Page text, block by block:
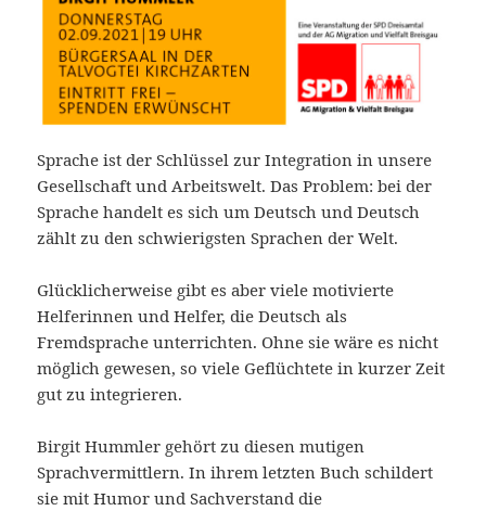
Sprache ist der Schlüssel zur Integration in unsere
Gesellschaft und Arbeitswelt. Das Problem: bei der
Sprache handelt es sich um Deutsch und Deutsch
zählt zu den schwierigsten Sprachen der Welt.
Glücklicherweise gibt es aber viele motivierte
Helferinnen und Helfer, die Deutsch als
Fremdsprache unterrichten. Ohne sie wäre es nicht
möglich gewesen, so viele Geflüchtete in kurzer Zeit
gut zu integrieren.
Birgit Hummler gehört zu diesen mutigen
Sprachvermittlern. In ihrem letzten Buch schildert
sie mit Humor und Sachverstand die